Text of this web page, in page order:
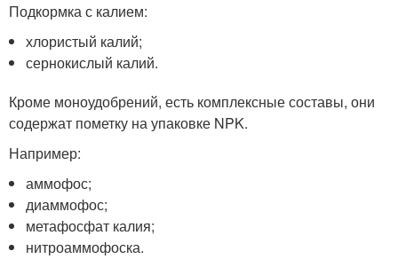
Подкормка с калием:
хлористый калий;
сернокислый калий.
Кроме моноудобрений, есть комплексные составы, они
содержат пометку на упаковке NPK.
Например:
аммофос;
диаммофос;
метафосфат калия;
нитроаммофоска.